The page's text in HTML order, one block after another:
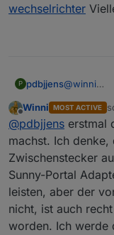
habe ich
alten
unterstützt
wechselrichter
P pdbjjens@winni
wohl
Stelle
https://
Offline
Winni MOST ACTIVE
@pdbjjens erstmal
machst. Ich
Zwischenstecker
Sunny-Portal
leisten, aber der
nicht, ist auch
worden. Ich werde